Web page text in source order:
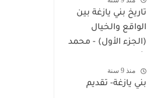
تاريخ بني يازغة بين
الواقع والخيال
(الجزء الأول) - محمد
منذ 9 سنة
بني يازغة- تقديم